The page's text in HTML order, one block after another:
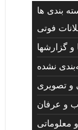
بندی ها
فوتی
و گزارشها
نشده
و تصويری
و عرفان
معلوماتی